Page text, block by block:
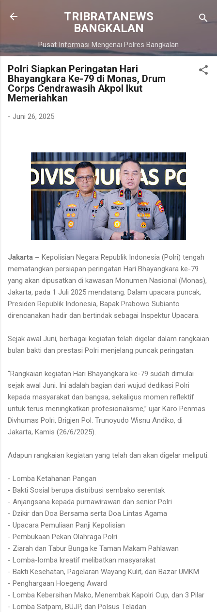
Langsung ke konten utama
TRIBRATANEWS
BANGKALAN
Pusat Informasi Mengenai Polres Bangkalan
Polri Siapkan Peringatan Hari
Bhayangkara Ke-79 di Monas, Drum
Corps Cendrawasih Akpol Ikut
Memeriahkan
- Juni 26, 2025
Jakarta – Kepolisian Negara Republik Indonesia (Polri) tengah
mematangkan persiapan peringatan Hari Bhayangkara ke-79
yang akan dipusatkan di kawasan Monumen Nasional (Monas),
Jakarta, pada 1 Juli 2025 mendatang. Dalam upacara puncak,
Presiden Republik Indonesia, Bapak Prabowo Subianto
direncanakan hadir dan bertindak sebagai Inspektur Upacara.
Sejak awal Juni, berbagai kegiatan telah digelar dalam rangkaian
bulan bakti dan prestasi Polri menjelang puncak peringatan.
“Rangkaian kegiatan Hari Bhayangkara ke-79 sudah dimulai
sejak awal Juni. Ini adalah bagian dari wujud dedikasi Polri
kepada masyarakat dan bangsa, sekaligus momen reflektif
untuk terus meningkatkan profesionalisme,” ujar Karo Penmas
Divhumas Polri, Brigjen Pol. Trunoyudo Wisnu Andiko, di
Jakarta, Kamis (26/6/2025).
Adapun rangkaian kegiatan yang telah dan akan digelar meliputi:
- Lomba Ketahanan Pangan
- Bakti Sosial berupa distribusi sembako serentak
- Anjangsana kepada purnawirawan dan senior Polri
- Dzikir dan Doa Bersama serta Doa Lintas Agama
- Upacara Pemuliaan Panji Kepolisian
- Pembukaan Pekan Olahraga Polri
- Ziarah dan Tabur Bunga ke Taman Makam Pahlawan
- Lomba-lomba kreatif melibatkan masyarakat
- Bakti Kesehatan, Pagelaran Wayang Kulit, dan Bazar UMKM
- Penghargaan Hoegeng Award
- Lomba Kebersihan Mako, Menembak Kapolri Cup, dan 3 Pilar
- Lomba Satpam, BUJP, dan Polsus Teladan